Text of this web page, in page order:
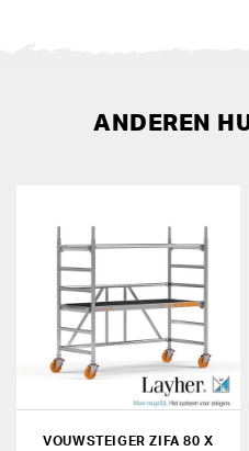
ANDEREN
VOUWSTEIGER ZIFA 80 X